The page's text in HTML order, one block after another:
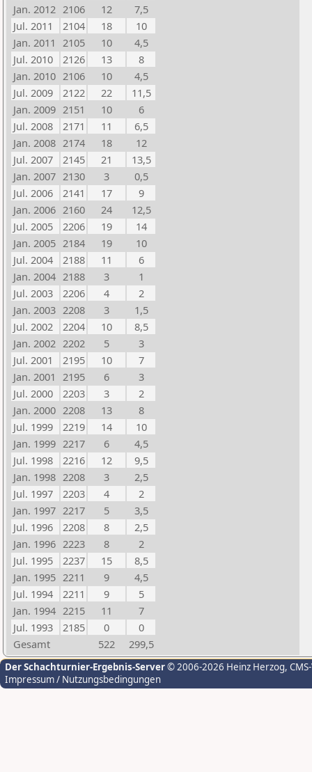
Jan. 2012 2106 12
7,5
Jul. 2011
2104 18
10
Jan. 2011 2105 10
4,5
Jul. 2010
2126 13
8
Jan. 2010 2106 10
4,5
Jul. 2009
2122 22
11,5
Jan. 2009 2151 10
6
Jul. 2008
2171 11
6,5
Jan. 2008 2174 18
12
Jul. 2007
2145 21
13,5
Jan. 2007 2130 3
0,5
Jul. 2006
2141 17
9
Jan. 2006 2160 24
12,5
Jul. 2005
2206 19
14
Jan. 2005 2184 19
10
Jul. 2004
2188 11
6
Jan. 2004 2188 3
1
Jul. 2003
2206 4
2
Jan. 2003 2208 3
1,5
Jul. 2002
2204 10
8,5
Jan. 2002 2202 5
3
Jul. 2001
2195 10
7
Jan. 2001 2195 6
3
Jul. 2000
2203 3
2
Jan. 2000 2208 13
8
Jul. 1999
2219 14
10
Jan. 1999 2217 6
4,5
Jul. 1998
2216 12
9,5
Jan. 1998 2208 3
2,5
Jul. 1997
2203 4
2
Jan. 1997 2217 5
3,5
Jul. 1996
2208 8
2,5
Jan. 1996 2223 8
2
Jul. 1995
2237 15
8,5
Jan. 1995 2211 9
4,5
Jul. 1994
2211 9
5
Jan. 1994 2215 11
7
Jul. 1993
2185 0
0
Gesamt
522 299,5
Der Schachturnier-Ergebnis-Server© 2006-2026 Heinz Herzog,
Impressum / Nutzungsbedingungen